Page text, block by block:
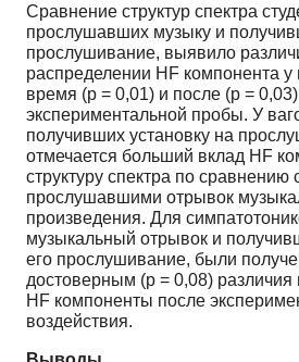
Сравнение структур спектра
прослушавших музыку и
прослушивание, выявило
распределении HF компонента у
время (p = 0,01) и после (p = 0,03)
экспериментальной пробы. У
получивших установку на
отмечается больший вклад HF
структуру спектра по сравнению
прослушавшими отрывок
произведения. Для
музыкальный отрывок и
его прослушивание, были
достоверным (p = 0,08) различия
HF компоненты после
воздействия.